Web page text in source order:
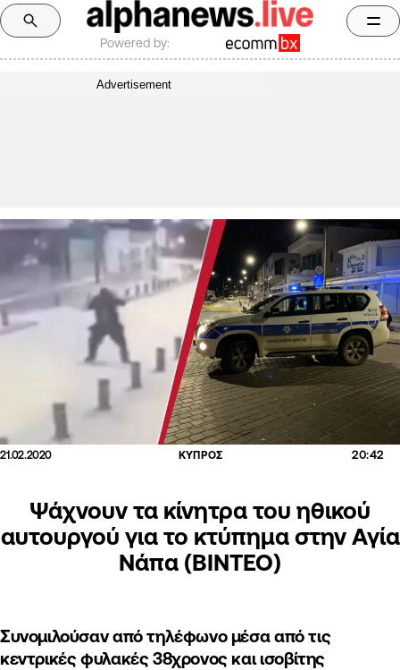
Powered by:
Advertisement
21.02.2020 ΚΥΠΡΟΣ 20:42
Ψάχνουν τα κίνητρα του ηθικού
αυτουργού για το κτύπημα στην Αγία
Νάπα (ΒΙΝΤΕΟ)
Συνομιλούσαν από τηλέφωνο μέσα από τις
κεντρικές φυλακές 38χρονος και ισοβίτης